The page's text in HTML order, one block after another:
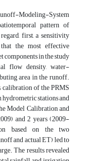
Modeling-System
pattern of
first, a sensitivity
the most effective
in the study
flow density, water-
area in the runoff.
of the PRMS
stations and
Model Calibration and
and 2 years (2009-
based on the two
and actual ET) led to
The results revealed